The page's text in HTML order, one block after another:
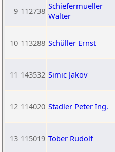
9 112738 Schiefermueller
Walter
10 113288 Schüller Ernst
11 143532 Simic Jakov
12 114020 Stadler Peter Ing.
13 115019 Tober Rudolf